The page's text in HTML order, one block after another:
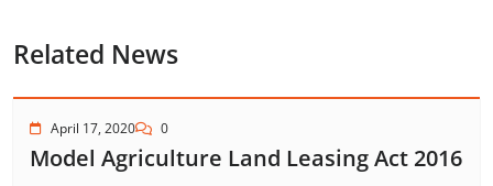
Related News
April 17, 2020 0
Model Agriculture Land Leasing Act 2016